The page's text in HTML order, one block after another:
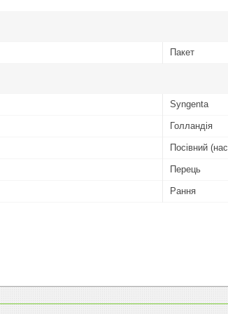
Пакет
Syngenta
Голландія
Посівний
Перець
Рання